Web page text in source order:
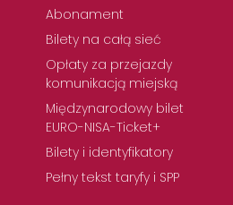
Abonament
Bilety na całą sieć
Opłaty za przejazdy
komunikacją miejską
Międzynarodowy bilet
EURO-NISA-Ticket+
Bilety i identyfikatory
Pełny tekst taryfy i SPP